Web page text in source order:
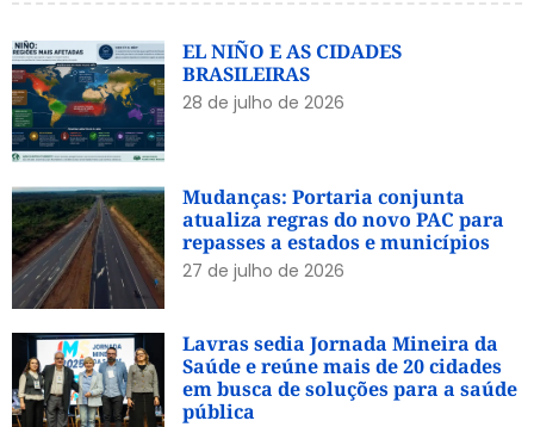
EL NIÑO E AS CIDADES
BRASILEIRAS
28 de julho de 2026
Mudanças: Portaria conjunta
atualiza regras do novo PAC para
repasses a estados e municípios
27 de julho de 2026
Lavras sedia Jornada Mineira da
Saúde e reúne mais de 20 cidades
em busca de soluções para a saúde
pública